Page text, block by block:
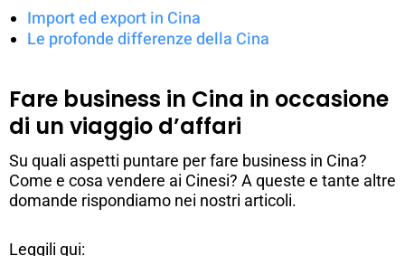
Import ed export in Cina
Le profonde differenze della Cina
Fare business in Cina in occasione
di un viaggio d’affari
Su quali aspetti puntare per fare business in Cina?
Come e cosa vendere ai Cinesi? A queste e tante altre
domande rispondiamo nei nostri articoli.
Leggili qui: